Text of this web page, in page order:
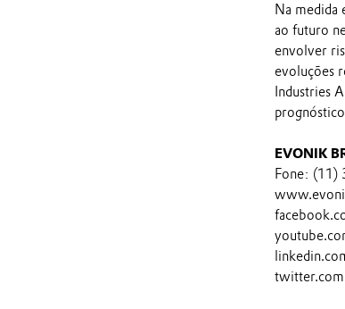
Na medida
ao futuro
envolver
evoluções
Industries
EVONIK
Fone: (11)